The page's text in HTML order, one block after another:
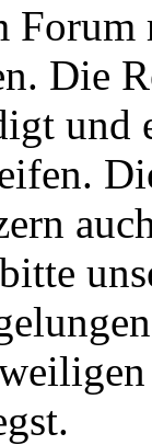
Die
und